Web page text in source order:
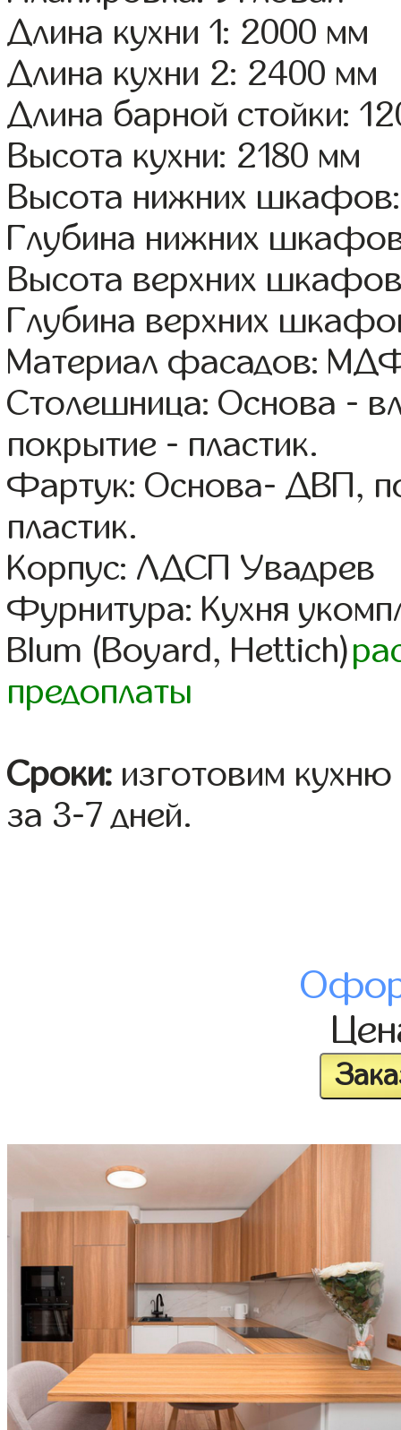
Длина кухни 1: 2000 мм
Длина кухни 2: 2400 мм
Длина барной стойки:
Высота кухни: 2180 мм
Высота нижних
Глубина нижних
Высота верхних
Глубина верхних
Материал фасадов:
Столешница: Основа -
покрытие - пластик.
Фартук: Основа- ДВП,
пластик.
Корпус: ЛДСП Увадрев
Фурнитура: Кухня
Blum (Boyard, Hettich)
предоплаты
Сроки: изготовим
за 3-7 дней.